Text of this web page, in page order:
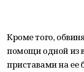
Кроме того,
помощи одной из
приставами на ее